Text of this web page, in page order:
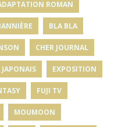
ROMAN
BLA BLA
CHER JOURNAL
EXPOSITION
FUJI TV
MOUMOON